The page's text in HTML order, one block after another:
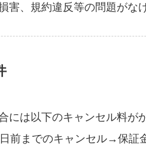
害、規約違反等の問題がな
には以下のキャンセル料が
前までのキャンセル→保証